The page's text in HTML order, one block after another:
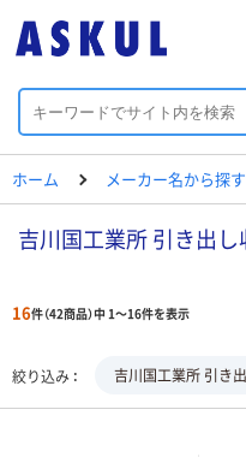
ホーム メーカー名から探す -
吉川国工業所 引き出し
16件（42商品）中 1～16件を表示
絞り込み 吉川国工業所 引き